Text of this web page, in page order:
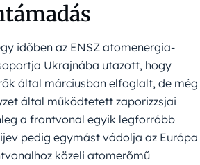
időben az ENSZ atomenergia-
Ukrajnába utazott, hogy
által márciusban elfoglalt, de még
által működtetett zaporizzsjai
a frontvonal egyik legforróbb
pedig egymást vádolja az Európa
közeli atomerőmű